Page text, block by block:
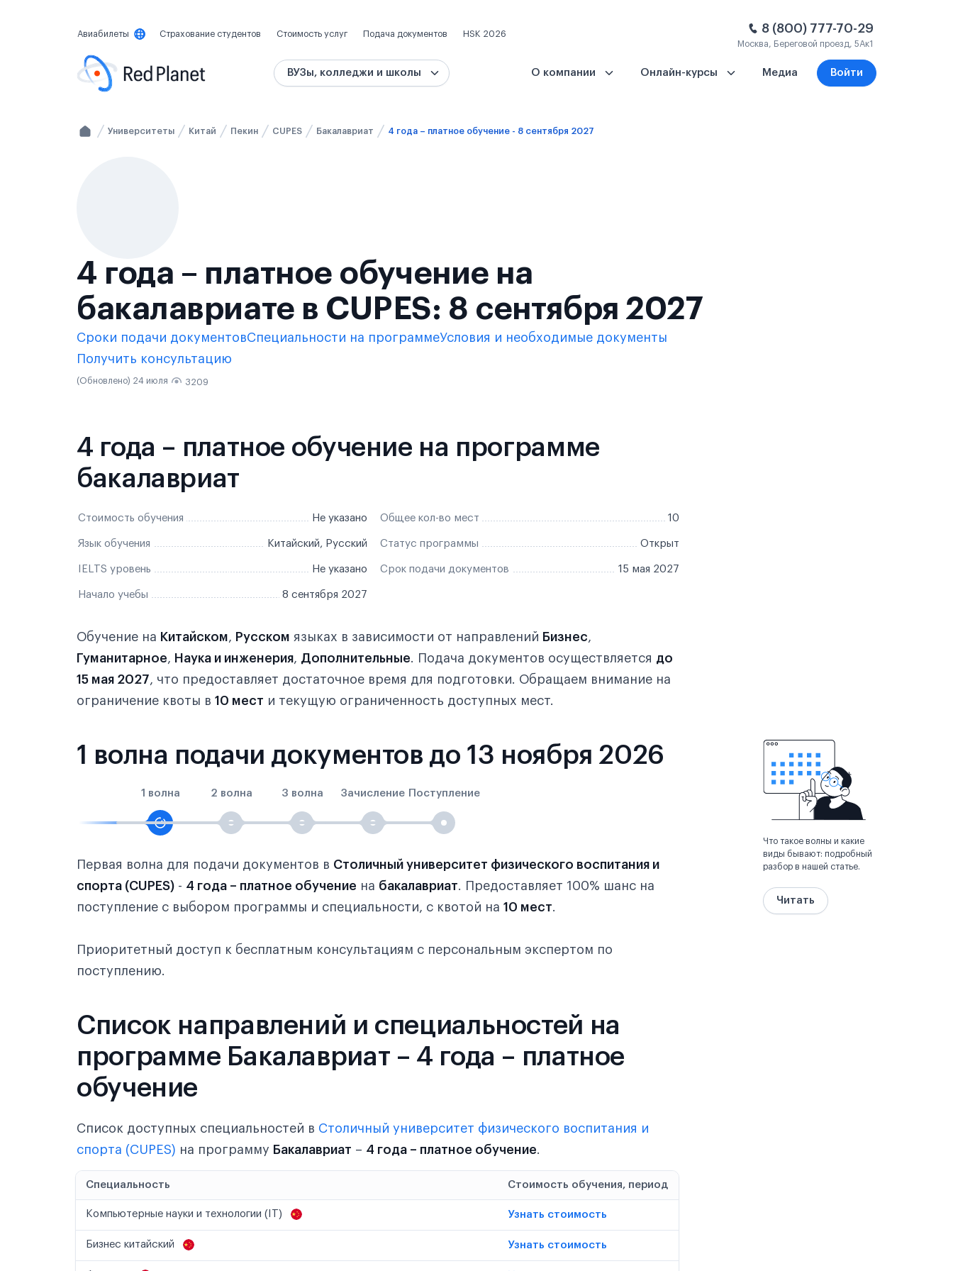
Авиабилеты Страхование студентов Стоимость услуг Подача документов HSK 2026 8 (800) 777-70-29
Москва, Береговой проезд, 5Ак1
ВУЗы, колледжи и школы О компании Онлайн-курсы Медиа Войти
Университеты Китай Пекин CUPES Бакалавриат 4 года – платное обучение - 8 сентября 2027
4 года – платное обучение на
бакалавриате в CUPES: 8 сентября 2027
Сроки подачи документовСпециальности на программеУсловия и необходимые документы
Получить консультацию
(Обновлено) 24 июля 3209
4 года – платное обучение на программе
бакалавриат
Стоимость обучения Не указано Общее кол-во мест 10
Язык обучения Китайский, Русский Статус программы Открыт
IELTS уровень Не указано Срок подачи документов 15 мая 2027
Начало учебы 8 сентября 2027
Обучение на Китайском, Русском языках в зависимости от направлений Бизнес,
Гуманитарное, Наука и инженерия, Дополнительные. Подача документов осуществляется до
15 мая 2027, что предоставляет достаточное время для подготовки. Обращаем внимание на
ограничение квоты в 10 мест и текущую ограниченность доступных мест.
1 волна подачи документов до 13 ноября 2026
1 волна 2 волна 3 волна Зачисление Поступление
Первая волна для подачи документов в Столичный университет физического воспитания и
спорта (CUPES) - 4 года – платное обучение на бакалавриат. Предоставляет 100% шанс на
поступление с выбором программы и специальности, с квотой на 10 мест.
Приоритетный доступ к бесплатным консультациям с персональным экспертом по
поступлению.
Что такое волны и какие
виды бывают: подробный
разбор в нашей статье.
Читать
Список направлений и специальностей на
программе Бакалавриат – 4 года – платное
обучение
Список доступных специальностей в Столичный университет физического воспитания и
спорта (CUPES) на программу Бакалавриат – 4 года – платное обучение.
Специальность Стоимость обучения, период
Компьютерные науки и технологии (IT) Узнать стоимость
Бизнес китайский Узнать стоимость